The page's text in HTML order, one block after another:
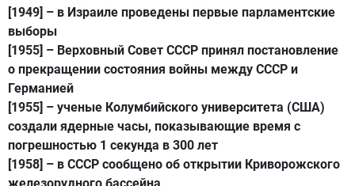
[1949] – в Израиле проведены первые парламентские
выборы
[1955] – Верховный Совет СССР принял постановление
о прекращении состояния войны между СССР и
Германией
[1955] – ученые Колумбийского университета (США)
создали ядерные часы, показывающие время с
погрешностью 1 секунда в 300 лет
[1958] – в СССР сообщено об открытии Криворожского